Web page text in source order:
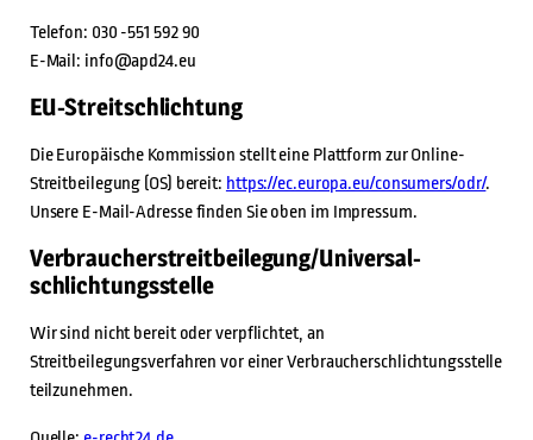
Telefon: 030 -551 592 90
E-Mail: info@apd24.eu
EU-Streitschlichtung
Die Europäische Kommission stellt eine Plattform zur Online-
Streitbeilegung (OS) bereit: https://ec.europa.eu/consumers/odr/.
Unsere E-Mail-Adresse finden Sie oben im Impressum.
Verbraucher­streit­beilegung/Universal­
schlichtungs­stelle
Wir sind nicht bereit oder verpflichtet, an
Streitbeilegungsverfahren vor einer Verbraucherschlichtungsstelle
teilzunehmen.